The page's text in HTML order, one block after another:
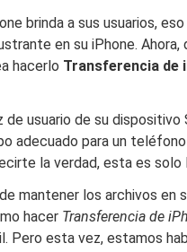
brinda a sus usuarios,
en su iPhone. Ahora,
hacerlo Transferencia de
usuario de su dispositivo
adecuado para un
la verdad, esta es
mantener los archivos en
hacer Transferencia de
Pero esta vez, estamos